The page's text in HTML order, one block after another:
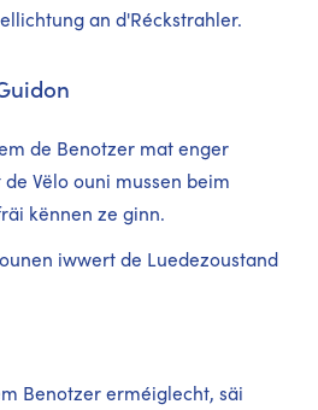
an d'Réckstrahler.
de Benotzer mat enger
Vëlo ouni mussen beim
kënnen ze ginn.
iwwert de Luedezoustand
Benotzer erméiglecht, säi